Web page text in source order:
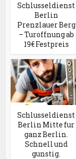
Schlusseldienst
Berlin
Prenzlauer Berg
– Turoffnung ab
19€ Festpreis
Schlusseldienst
Berlin Mitte fur
ganz Berlin.
Schnell und
gunstig.